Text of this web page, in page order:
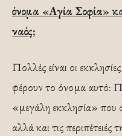
όνομα «Αγία Σοφία»
ναός;
Πολλές είναι οι
φέρουν το όνομα αυτό:
«μεγάλη εκκλησία» που
αλλά και τις